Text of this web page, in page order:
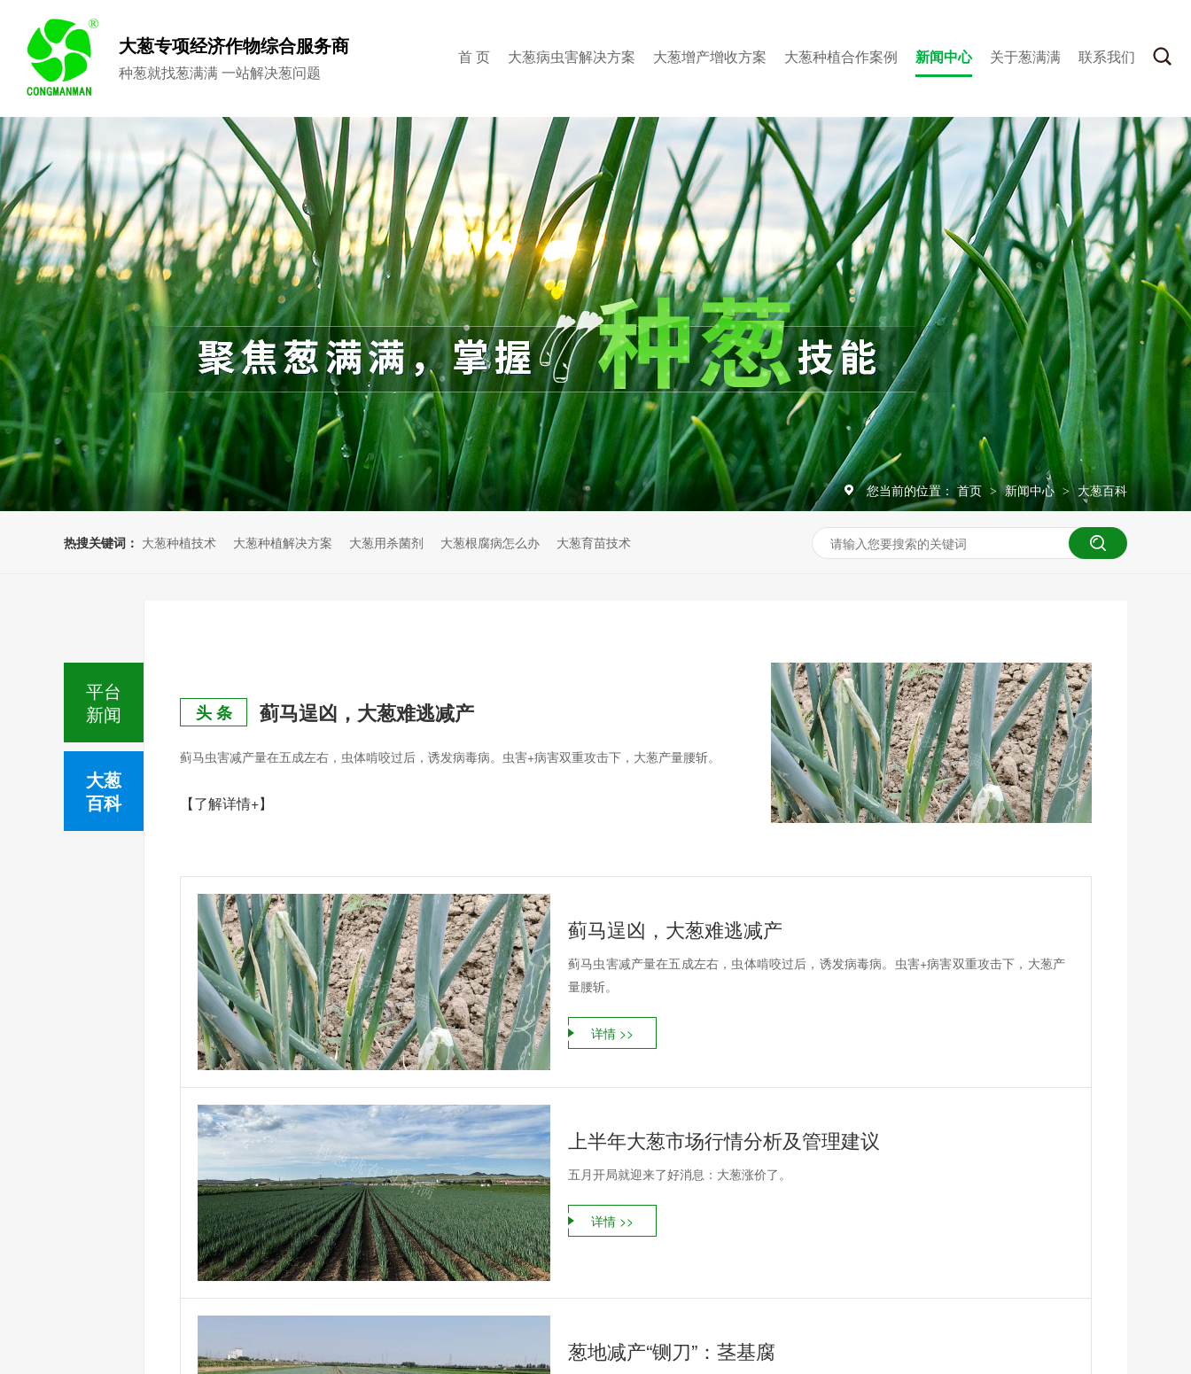
大葱专项经济作物综合服务商
种葱就找葱满满 一站解决葱问题
首 页 大葱病虫害解决方案 大葱增产增收方案 大葱种植合作案例 新闻中心 关于葱满满 联系我们
您当前的位置： 首页 > 新闻中心 > 大葱百科
热搜关键词： 大葱种植技术 大葱种植解决方案 大葱用杀菌剂 大葱根腐病怎么办 大葱育苗技术
头 条 蓟马逞凶，大葱难逃减产
蓟马虫害减产量在五成左右，虫体啃咬过后，诱发病毒病。虫害+病害双重攻击下，大葱产量腰斩。
【了解详情+】
蓟马逞凶，大葱难逃减产
蓟马虫害减产量在五成左右，虫体啃咬过后，诱发病毒病。虫害+病害双重攻击下，大葱产
量腰斩。
详情 >>
上半年大葱市场行情分析及管理建议
五月开局就迎来了好消息：大葱涨价了。
详情 >>
葱地减产“铡刀”：茎基腐
平台
新闻
大葱
百科